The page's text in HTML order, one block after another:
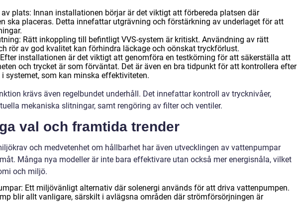
av plats: Innan installationen börjar är det viktigt att förbereda platsen där
ska placeras. Detta innefattar utgrävning och förstärkning av underlaget för att
Rätt inkoppling till befintligt VVS-system är kritiskt. Användning av rätt
rör av god kvalitet kan förhindra läckage och oönskat tryckförlust.
installationen är det viktigt att genomföra en testkörning för att säkerställa att
och trycket är som förväntat. Det är även en bra tidpunkt för att kontrollera efter
systemet, som kan minska effektiviteten.
krävs även regelbundet underhåll. Det innefattar kontroll av trycknivåer,
mekaniska slitningar, samt rengöring av filter och ventiler.
val och framtida trender
och medvetenhet om hållbarhet har även utvecklingen av vattenpumpar
Många nya modeller är inte bara effektivare utan också mer energisnåla, vilket
och miljö.
Ett miljövänligt alternativ där solenergi används för att driva vattenpumpen.
blir allt vanligare, särskilt i avlägsna områden där strömförsörjningen är